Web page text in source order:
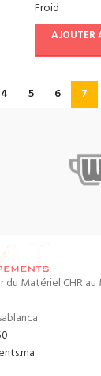
Froid
AJOUTER
4 5 6 7
du Matériel CHR